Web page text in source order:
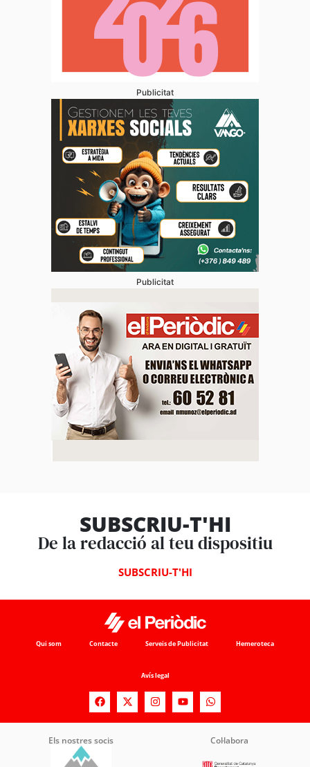
Publicitat
Publicitat
SUBSCRIU-T'HI
De la redacció al teu dispositiu
SUBSCRIU-T'HI
Qui som Contacte Serveis de Publicitat Hemeroteca
Avís legal
Els nostres socis Col·labora